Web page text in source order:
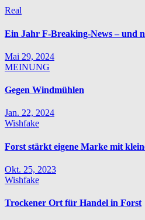
Real
Ein Jahr F-Breaking-News – und
Mai 29, 2024
MEINUNG
Gegen Windmühlen
Jan. 22, 2024
Wishfake
Forst stärkt eigene Marke mit
Okt. 25, 2023
Wishfake
Trockener Ort für Handel in Forst